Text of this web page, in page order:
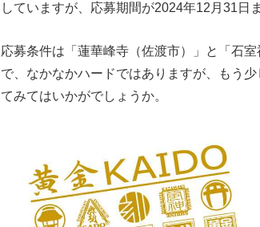
していますが、応募期間が2024年12月31日
応募条件は「蓮華峰寺（佐渡市）」と「石
で、なかなかハードではありますが、もう
てみてはいかがでしょうか。